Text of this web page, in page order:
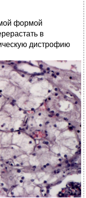
формой
в
дистрофию